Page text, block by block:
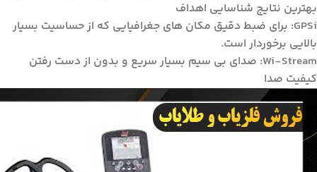
بهترین نتایج شناسایی اهداف
GPSi: برای ضبط دقیق مکان های جغرافیایی که از حساسیت بسیار
بالایی برخوردار است.
Wi-Stream: صدای بی سیم بسیار سریع و بدون از دست رفتن
کیفیت صدا